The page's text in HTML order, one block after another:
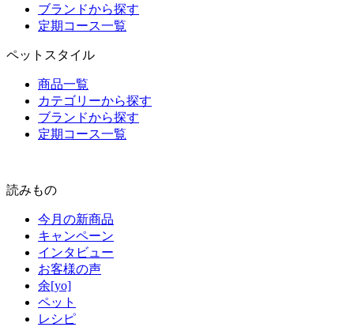
ブランドから探す
定期コース一覧
ペットスタイル
商品一覧
カテゴリーから探す
ブランドから探す
定期コース一覧
読みもの
今月の新商品
キャンペーン
インタビュー
お客様の声
余[yo]
ペット
レシピ